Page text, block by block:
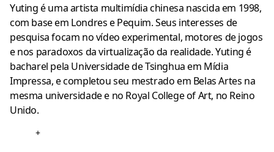
Yuting é uma artista multimídia chinesa nascida em 1998,
com base em Londres e Pequim. Seus interesses de
pesquisa focam no vídeo experimental, motores de jogos
e nos paradoxos da virtualização da realidade. Yuting é
bacharel pela Universidade de Tsinghua em Mídia
Impressa, e completou seu mestrado em Belas Artes na
mesma universidade e no Royal College of Art, no Reino
Unido.
+